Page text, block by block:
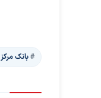
بانک